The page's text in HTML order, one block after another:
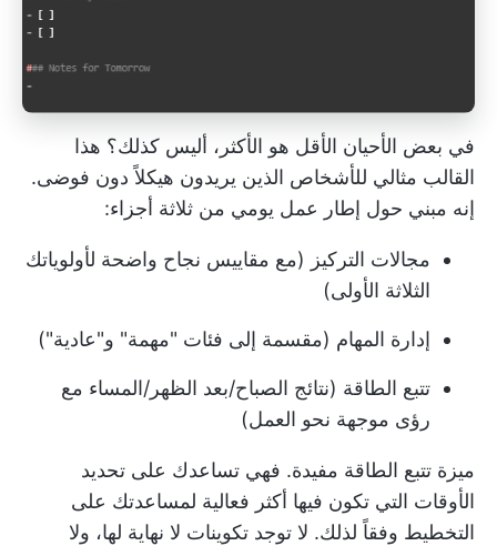
في بعض الأحيان الأقل هو الأكثر، أليس كذلك؟ هذا
القالب مثالي للأشخاص الذين يريدون هيكلاً دون فوضى.
إنه مبني حول إطار عمل يومي من ثلاثة أجزاء:
مجالات التركيز (مع مقاييس نجاح واضحة لأولوياتك
الثلاثة الأولى)
إدارة المهام (مقسمة إلى فئات "مهمة" و"عادية")
تتبع الطاقة (نتائج الصباح/بعد الظهر/المساء مع
رؤى موجهة نحو العمل)
ميزة تتبع الطاقة مفيدة. فهي تساعدك على تحديد
الأوقات التي تكون فيها أكثر فعالية لمساعدتك على
التخطيط وفقاً لذلك. لا توجد تكوينات لا نهاية لها، ولا